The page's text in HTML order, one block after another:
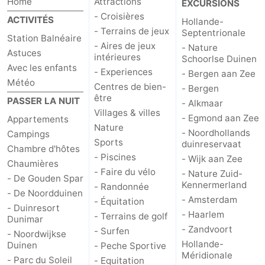
Musées
-
Monuments
-
Points
de
vue
Attractions
-
Croisières
-
Terrains
de
jeux
-
Aires
de
jeux
intérieures
-
Experiences
Centres
de
bien-
Villages
Nature
ACTIVITÉS
Station Balnéaire
Astuces
Avec les enfants
Météo
PASSER LA NUIT
Appartements
Campings
Chambre d'hôtes
Chaumières
- De Gouden Spar
- De Noordduinen
- Duinresort
Dunimar
- Noordwijkse
Duinen
- Parc du Soleil
- Croisières
- Terrains de jeux
- Aires de jeux
intérieures
- Experiences
Centres de bien-
être
Villages & villes
Nature
Sports
- Piscines
- Faire du vélo
- Randonnée
- Équitation
- Terrains de golf
- Surfen
- Peche Sportive
- Equitation
EXCURSIONS
Hollande-
Septentrionale
- Nature
Schoorlse Duinen
- Bergen aan Zee
- Bergen
- Alkmaar
- Egmond aan Zee
- Noordhollands
duinreservaat
- Wijk aan Zee
- Nature Zuid-
Kennermerland
- Amsterdam
- Haarlem
- Zandvoort
Hollande-
Méridionale